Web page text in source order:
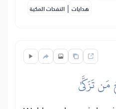
النفحات المكية | هدايات
مَن تَزَكَّىٰ